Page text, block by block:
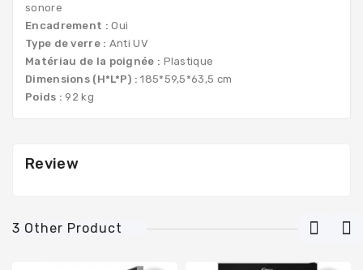
sonore
Encadrement : Oui
Type de verre : Anti UV
Matériau de la poignée : Plastique
Dimensions (H*L*P) : 185*59,5*63,5 cm
Poids : 92 kg
Review
3 Other Product